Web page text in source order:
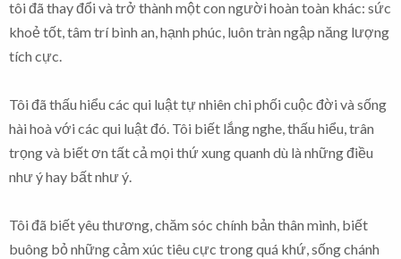
tôi đã thay đổi và trở thành một con người hoàn toàn khác: sức
khoẻ tốt, tâm trí bình an, hạnh phúc, luôn tràn ngập năng lượng
tích cực.
Tôi đã thấu hiểu các qui luật tự nhiên chi phối cuộc đời và sống
hài hoà với các qui luật đó. Tôi biết lắng nghe, thấu hiểu, trân
trọng và biết ơn tất cả mọi thứ xung quanh dù là những điều
như ý hay bất như ý.
Tôi đã biết yêu thương, chăm sóc chính bản thân mình, biết
buông bỏ những cảm xúc tiêu cực trong quá khứ, sống chánh